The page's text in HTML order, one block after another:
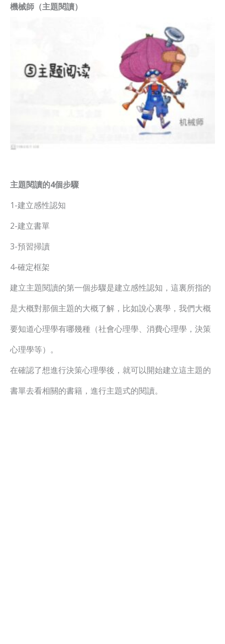
機械師（主題閱讀）
主題閱讀的4個步驟
1-建立感性認知
2-建立書單
3-預習掃讀
4-確定框架
建立主題閱讀的第一個步驟是建立感性認知，這裏所指的
是大概對那個主題的大概了解，比如說心裏學，我們大概
要知道心理學有哪幾種（社會心理學、消費心理學，決策
心理學等）。
在確認了想進行決策心理學後，就可以開始建立這主題的
書單去看相關的書籍，進行主題式的閱讀。